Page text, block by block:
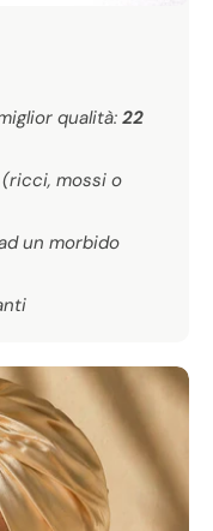
NOTTE
qualità: 22
mossi o
un morbido